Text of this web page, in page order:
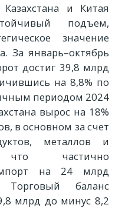
и Китая
подъем,
значение
За январь–октябрь
достиг 39,8 млрд
на 8,8% по
периодом 2024
вырос на 18%
в основном за счет
металлов и
что частично
на 24 млрд
Торговый баланс
млрд до минус 8,2